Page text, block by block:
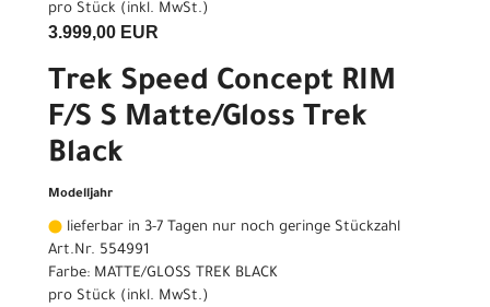
pro Stück (inkl. MwSt.)
3.999,00 EUR
Trek Speed Concept RIM
F/S S Matte/Gloss Trek
Black
Modelljahr
lieferbar in 3-7 Tagen nur noch geringe Stückzahl
Art.Nr. 554991
Farbe: MATTE/GLOSS TREK BLACK
pro Stück (inkl. MwSt.)